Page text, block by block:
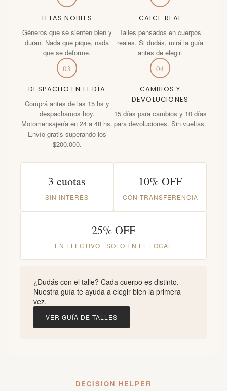
TELAS NOBLES
Géneros que se sienten bien y
duran. Nada que pique, nada
que se deforme.
CALCE REAL
Talles pensados en cuerpos
reales. Si dudás, mirá la guía
antes de elegir.
03
DESPACHO EN EL DÍA
Comprá antes de las 15 hs y
despachamos hoy.
Motomensajería en 24 a 48 hs.
Envío gratis superando los
$200.000.
04
CAMBIOS Y
DEVOLUCIONES
15 días para cambios y 10 días
para devoluciones. Sin vueltas.
3 cuotas
SIN INTERÉS
10% OFF
CON TRANSFERENCIA
25% OFF
EN EFECTIVO · SOLO EN EL LOCAL
¿Dudás con el talle? Cada cuerpo es distinto.
Nuestra guía te ayuda a elegir bien la primera
vez.
VER GUÍA DE TALLES
DECISION HELPER